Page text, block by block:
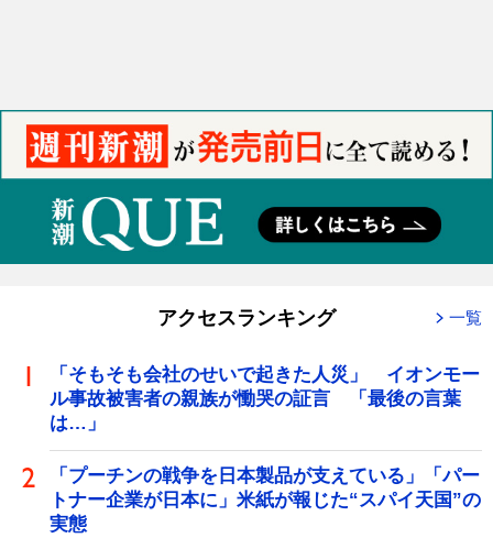
アクセスランキング 一覧
「そもそも会社のせいで起きた人災」 イオンモー
ル事故被害者の親族が慟哭の証言 「最後の言葉
は…」
「プーチンの戦争を日本製品が支えている」「パー
トナー企業が日本に」米紙が報じた“スパイ天国”の
実態